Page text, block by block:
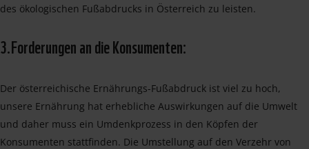
des ökologischen Fußabdrucks in Österreich zu leisten.
3.Forderungen an die Konsumenten:
Der österreichische Ernährungs-Fußabdruck ist viel zu hoch,
unsere Ernährung hat erhebliche Auswirkungen auf die Umwelt
und daher muss ein Umdenkprozess in den Köpfen der
Konsumenten stattfinden. Die Umstellung auf den Verzehr von